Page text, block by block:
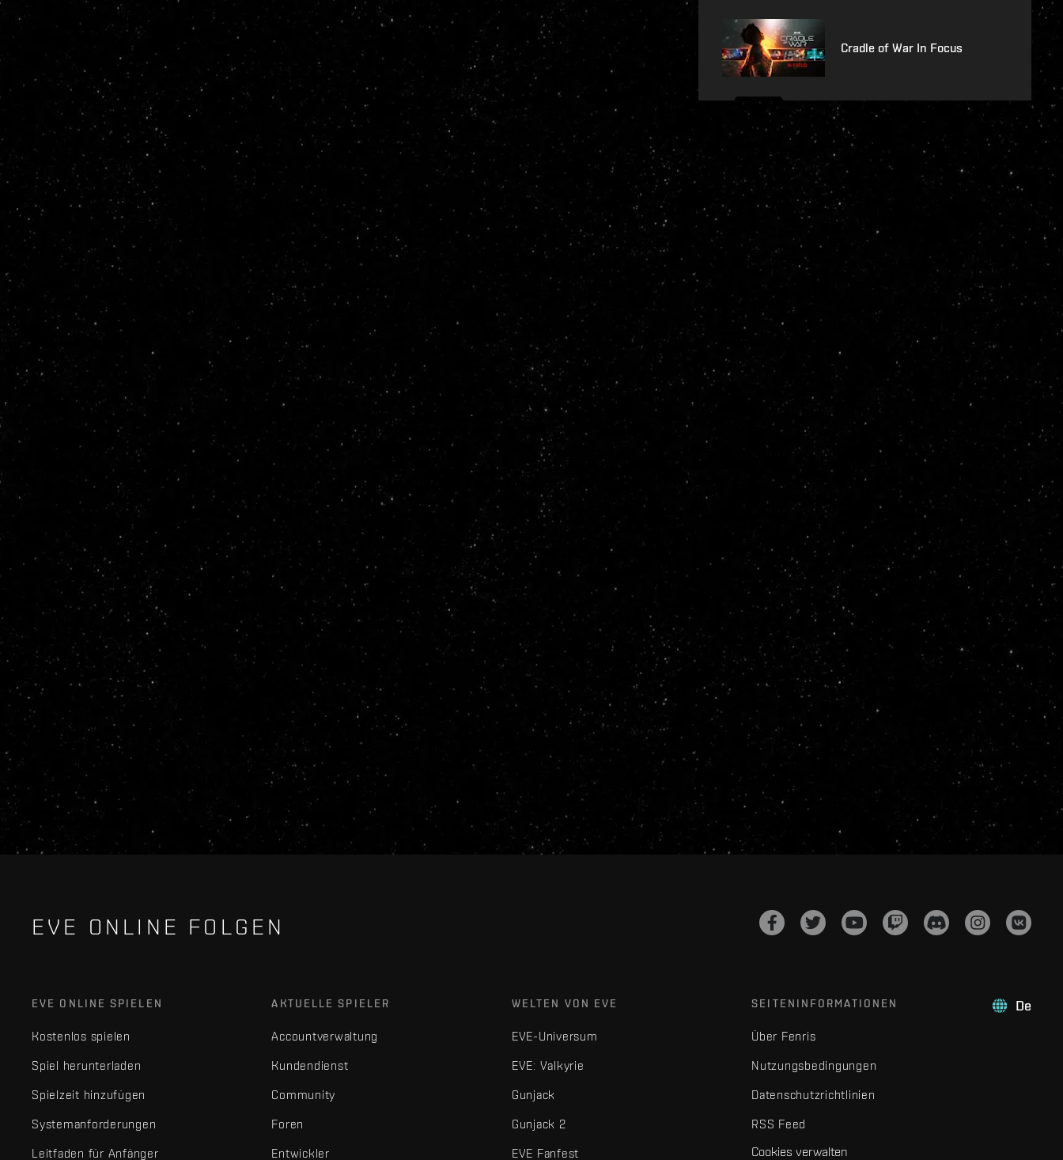
Cradle of War In Focus
EVE ONLINE FOLGEN
De
EVE ONLINE SPIELEN
Kostenlos spielen
Spiel herunterladen
Spielzeit hinzufügen
Systemanforderungen
Leitfaden für Anfänger
AKTUELLE SPIELER
Accountverwaltung
Kundendienst
Community
Foren
Entwickler
WELTEN VON EVE
EVE-Universum
EVE: Valkyrie
Gunjack
Gunjack 2
EVE Fanfest
SEITENINFORMATIONEN
Über Fenris
Nutzungsbedingungen
Datenschutzrichtlinien
RSS Feed
Cookies verwalten